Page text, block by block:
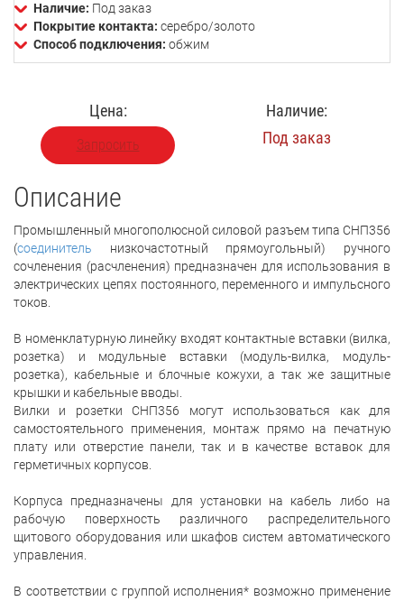
Наличие: Под заказ
Покрытие контакта: серебро/золото
Способ подключения: обжим
Цена:
Запросить
Наличие:
Под заказ
Описание
Промышленный многополюсной силовой разъем типа СНП356
(соединитель низкочастотный прямоугольный) ручного
сочленения (расчленения) предназначен для использования в
электрических цепях постоянного, переменного и импульсного
токов.
В номенклатурную линейку входят контактные вставки (вилка,
розетка) и модульные вставки (модуль-вилка, модуль-
розетка), кабельные и блочные кожухи, а так же защитные
крышки и кабельные вводы.
Вилки и розетки СНП356 могут использоваться как для
самостоятельного применения, монтаж прямо на печатную
плату или отверстие панели, так и в качестве вставок для
герметичных корпусов.
Корпуса предназначены для установки на кабель либо на
рабочую поверхность различного распределительного
щитового оборудования или шкафов систем автоматического
управления.
В соответствии с группой исполнения* возможно применение